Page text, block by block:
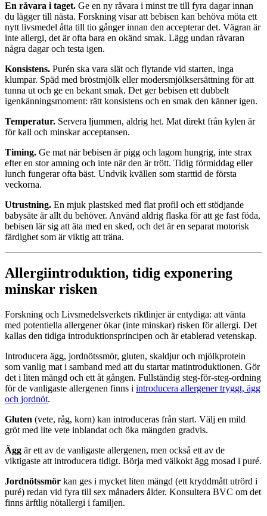
En råvara i taget. Ge en ny råvara i minst tre till fyra dagar innan
du lägger till nästa. Forskning visar att bebisen kan behöva möta ett
nytt livsmedel åtta till tio gånger innan den accepterar det. Vägran är
inte allergi, det är ofta bara en okänd smak. Lägg undan råvaran
några dagar och testa igen.
Konsistens. Purén ska vara slät och flytande vid starten, inga
klumpar. Späd med bröstmjölk eller modersmjölksersättning för att
tunna ut och ge en bekant smak. Det ger bebisen ett dubbelt
igenkänningsmoment: rätt konsistens och en smak den känner igen.
Temperatur. Servera ljummen, aldrig het. Mat direkt från kylen är
för kall och minskar acceptansen.
Timing. Ge mat när bebisen är pigg och lagom hungrig, inte strax
efter en stor amning och inte när den är trött. Tidig förmiddag eller
lunch fungerar ofta bäst. Undvik kvällen som starttid de första
veckorna.
Utrustning. En mjuk plastsked med flat profil och ett stödjande
babysäte är allt du behöver. Använd aldrig flaska för att ge fast föda,
bebisen lär sig att äta med en sked, och det är en separat motorisk
färdighet som är viktig att träna.
Allergiintroduktion, tidig exponering
minskar risken
Forskning och Livsmedelsverkets riktlinjer är entydiga: att vänta
med potentiella allergener ökar (inte minskar) risken för allergi. Det
kallas den tidiga introduktionsprincipen och är etablerad vetenskap.
Introducera ägg, jordnötssmör, gluten, skaldjur och mjölkprotein
som vanlig mat i samband med att du startar matintroduktionen. Gör
det i liten mängd och ett åt gången. Fullständig steg-för-steg-ordning
för de vanligaste allergenen finns i introducera allergener tryggt, ägg
och jordnöt.
Gluten (vete, råg, korn) kan introduceras från start. Välj en mild
gröt med lite vete inblandat och öka mängden gradvis.
Ägg är ett av de vanligaste allergenen, men också ett av de
viktigaste att introducera tidigt. Börja med välkokt ägg mosad i puré.
Jordnötssmör kan ges i mycket liten mängd (ett kryddmått utrörd i
puré) redan vid fyra till sex månaders ålder. Konsultera BVC om det
finns ärftlig nötallergi i familjen.